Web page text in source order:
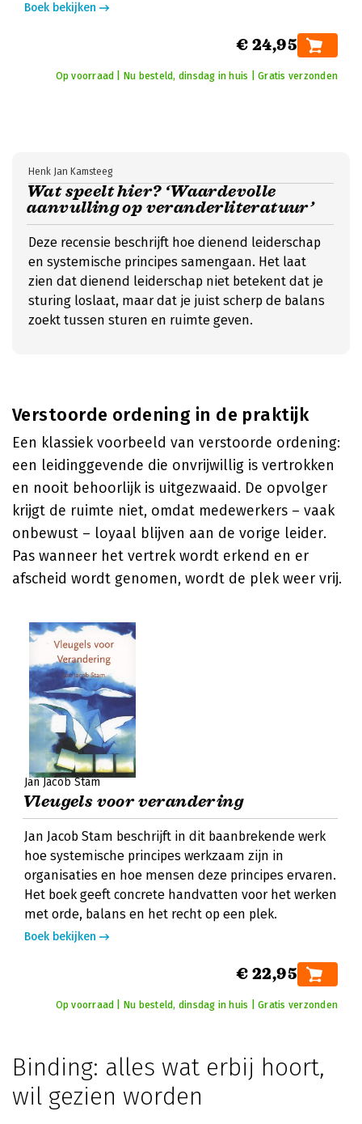
Boek bekijken
€ 24,95
Op voorraad | Nu besteld, dinsdag in huis | Gratis verzonden
Wat speelt hier? ‘Waardevolle
aanvulling op veranderliteratuur’
Henk Jan Kamsteeg
Deze recensie beschrijft hoe dienend leiderschap
en systemische principes samengaan. Het laat
zien dat dienend leiderschap niet betekent dat je
sturing loslaat, maar dat je juist scherp de balans
zoekt tussen sturen en ruimte geven.
Verstoorde ordening in de praktijk
Een klassiek voorbeeld van verstoorde ordening:
een leidinggevende die onvrijwillig is vertrokken
en nooit behoorlijk is uitgezwaaid. De opvolger
krijgt de ruimte niet, omdat medewerkers – vaak
onbewust – loyaal blijven aan de vorige leider.
Pas wanneer het vertrek wordt erkend en er
afscheid wordt genomen, wordt de plek weer vrij.
Jan Jacob Stam
Vleugels voor verandering
Jan Jacob Stam beschrijft in dit baanbrekende werk
hoe systemische principes werkzaam zijn in
organisaties en hoe mensen deze principes ervaren.
Het boek geeft concrete handvatten voor het werken
met orde, balans en het recht op een plek.
Boek bekijken
€ 22,95
Op voorraad | Nu besteld, dinsdag in huis | Gratis verzonden
Binding: alles wat erbij hoort,
wil gezien worden